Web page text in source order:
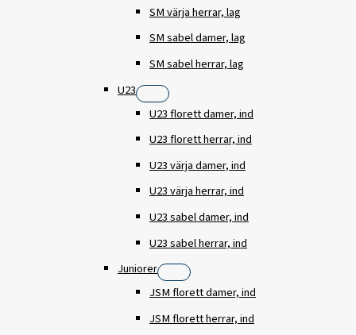
SM värja herrar, lag
SM sabel damer, lag
SM sabel herrar, lag
U23
U23 florett damer, ind
U23 florett herrar, ind
U23 värja damer, ind
U23 värja herrar, ind
U23 sabel damer, ind
U23 sabel herrar, ind
Juniorer
JSM florett damer, ind
JSM florett herrar, ind